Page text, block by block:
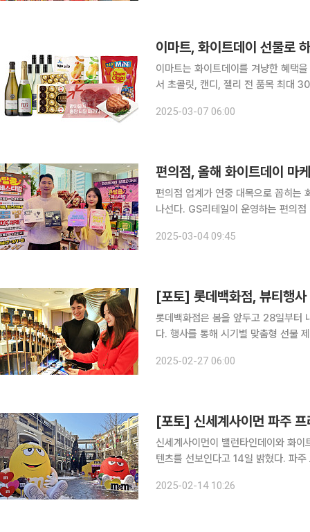
이마트, 화이트데이 선물로
이마트는 화이트데이를 겨냥한 혜택을 마련했다고 7일 밝
서 초콜릿, 캔디, 젤리 전 품목 최대
할인한다. ‘츄파춥스 미니’와 ‘페레로
2025-03-07 06:00
편의점, 올해 화이트데이 마
편의점 업계가 연중 대목으로 꼽히는
나선다. GS리테일이 운영하는 편의점 GS25는 3월 14일 화이트데이를 맞아 엔믹스(NMIXX), 제
엔믹스 굿즈 세트 3종은 손거울, 포토
2025-03-04 09:45
[포토] 롯데백화점, 뷰티행
롯데백화점은 봄을 앞두고 28일부터
다. 행사를 통해 시기별 맞춤형 선물 제안과 함께 다양한 구매 혜택을 제공한다. 28일부터 내달 9일
브랜드별 인기 상품을 합리적인 가격
2025-02-27 06:00
[포토] 신세계사이먼 파주
신세계사이먼이 밸런타인데이와 화
텐츠를 선보인다고 14일 밝혔다. 파주 프리미엄 아울렛에서는 3월 16일까지 주말과 공휴일에 글로
징하는 대형 캐릭터 조형물이 이색 볼
2025-02-14 10:26